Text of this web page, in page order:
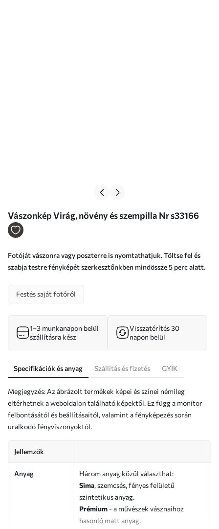
Vászonkép Virág, növény és szempilla Nr s33166
Fotóját vászonra vagy poszterre is nyomtathatjuk. Töltse fel és
szabja testre fényképét szerkesztőnkben mindössze 5 perc alatt.
Festés saját fotóról
1–3 munkanapon belül
szállításra kész
Visszatérítés 30
napon belül
Specifikációk és anyag Szállítás és fizetés GYIK
Megjegyzés: Az ábrázolt termékek képei és színei némileg
eltérhetnek a weboldalon található képektől. Ez függ a monitor
felbontásától és beállításaitól, valamint a fényképezés során
uralkodó fényviszonyoktól.
Jellemzők
Anyag
Három anyag közül választhat:
Sima, szemcsés, fényes felületű
szintetikus anyag.
Prémium - a művészek vásznaihoz
hasonló matt anyag.